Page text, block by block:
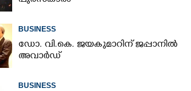
BUSINESS
ഡോ. വി.കെ. ജയകുമാറിന് ജപ്പാനിൽ
അവാർഡ്
BUSINESS